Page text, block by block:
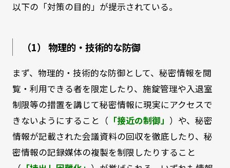
以下の「対策の目的」が提示されている。
（1） 物理的・技術的な防御
まず、物理的・技術的な防御として、秘密情報を閲
覧・利用できる者を限定したり、施錠管理や入退室
制限等の措置を講じて秘密情報に現実にアクセスで
きないようにすること（ 「接近の制御」 ）や、秘密
情報が記載された会議資料の回収を徹底したり、秘
密情報の記録媒体の複製を制限したりすること